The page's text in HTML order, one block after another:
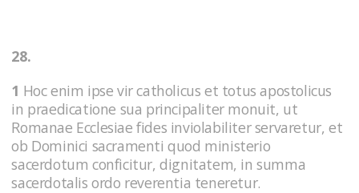
28.
1 Hoc enim ipse vir catholicus et totus apostolicus
in praedicatione sua principaliter monuit, ut
Romanae Ecclesiae fides inviolabiliter servaretur, et
ob Dominici sacramenti quod ministerio
sacerdotum conficitur, dignitatem, in summa
sacerdotalis ordo reverentia teneretur.